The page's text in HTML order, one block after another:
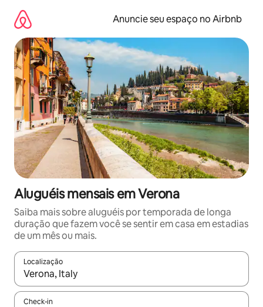
para
conteúdo
Anuncie seu espaço no Airbnb
Aluguéis mensais em Verona
Saiba mais sobre aluguéis por temporada de longa
duração que fazem você se sentir em casa em estadias
de um mês ou mais.
Localização
Quando os resultados estiverem disponíveis, explore-os
Check-in